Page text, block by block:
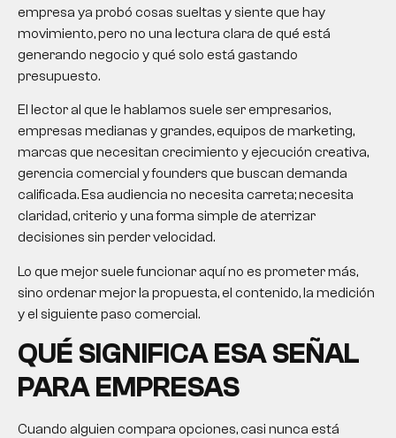
empresa ya probó cosas sueltas y siente que hay
movimiento, pero no una lectura clara de qué está
generando negocio y qué solo está gastando
presupuesto.
El lector al que le hablamos suele ser empresarios,
empresas medianas y grandes, equipos de marketing,
marcas que necesitan crecimiento y ejecución creativa,
gerencia comercial y founders que buscan demanda
calificada. Esa audiencia no necesita carreta; necesita
claridad, criterio y una forma simple de aterrizar
decisiones sin perder velocidad.
Lo que mejor suele funcionar aquí no es prometer más,
sino ordenar mejor la propuesta, el contenido, la medición
y el siguiente paso comercial.
QUÉ SIGNIFICA ESA SEÑAL
PARA EMPRESAS
Cuando alguien compara opciones, casi nunca está